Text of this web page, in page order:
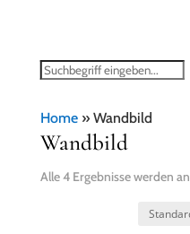
Home» Wandbild
Wandbild
Alle 4 Ergebnisse werden